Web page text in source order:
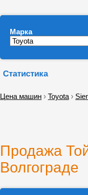
Марка
Статистика
Цена машин › Toyota ›
Продажа
Волгограде